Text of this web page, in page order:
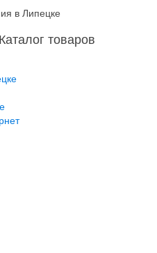
в Липецке
Каталог товаров